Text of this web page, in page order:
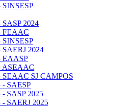
SINSESP
SASP 2024
FEAAC
SINSESP
SAERJ 2024
EAASP
ASEAAC
SEAAC SJ CAMPOS
- SAESP
- SASP 2025
- SAERJ 2025